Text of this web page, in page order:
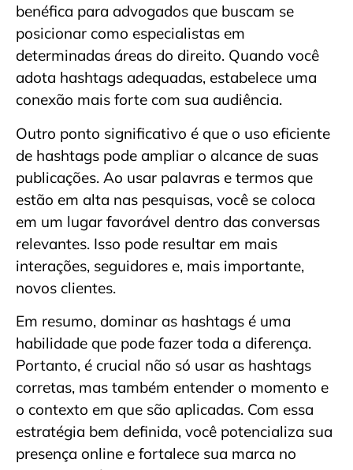
benéfica para advogados que buscam se
posicionar como especialistas em
determinadas áreas do direito. Quando você
adota hashtags adequadas, estabelece uma
conexão mais forte com sua audiência.
Outro ponto significativo é que o uso eficiente
de hashtags pode ampliar o alcance de suas
publicações. Ao usar palavras e termos que
estão em alta nas pesquisas, você se coloca
em um lugar favorável dentro das conversas
relevantes. Isso pode resultar em mais
interações, seguidores e, mais importante,
novos clientes.
Em resumo, dominar as hashtags é uma
habilidade que pode fazer toda a diferença.
Portanto, é crucial não só usar as hashtags
corretas, mas também entender o momento e
o contexto em que são aplicadas. Com essa
estratégia bem definida, você potencializa sua
presença online e fortalece sua marca no